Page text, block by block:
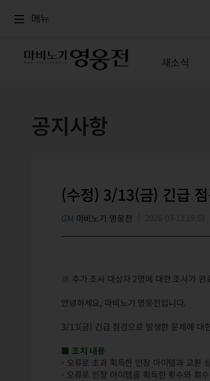
메뉴
새소식
공지사항
(수정) 3/13(금) 긴급
GM 마비노기 영웅전
※ 추가 조사 대상자 2명에 대한 조사가
안녕하세요, 마비노기 영웅전입니다.
3/13(금) 긴급 점검으로 발생한 문제에 대
■ 조치 내용
- 오류로 초과 획득한 인장 아이템과 교환
- 오류로 인장 아이템을 획득한 횟수와 회